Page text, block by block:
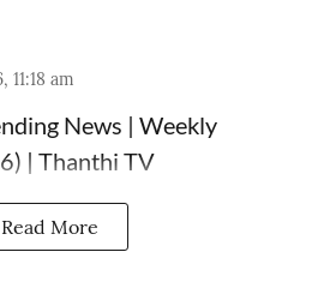
11:18 am
News | Weekly
| Thanthi TV
Read More